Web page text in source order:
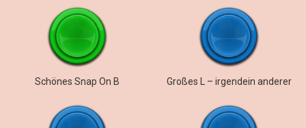
Schönes Snap On B Großes L – irgendein anderer